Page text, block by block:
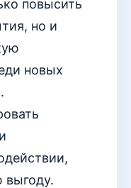
повысить
но и
новых
выгоду.